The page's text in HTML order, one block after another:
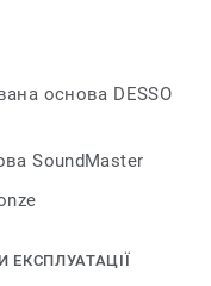
Structure та DESSO
можуть
та робити
і творчих
і функціональним
основа DESSO
SoundMaster
ЕКСПЛУАТАЦІЇ